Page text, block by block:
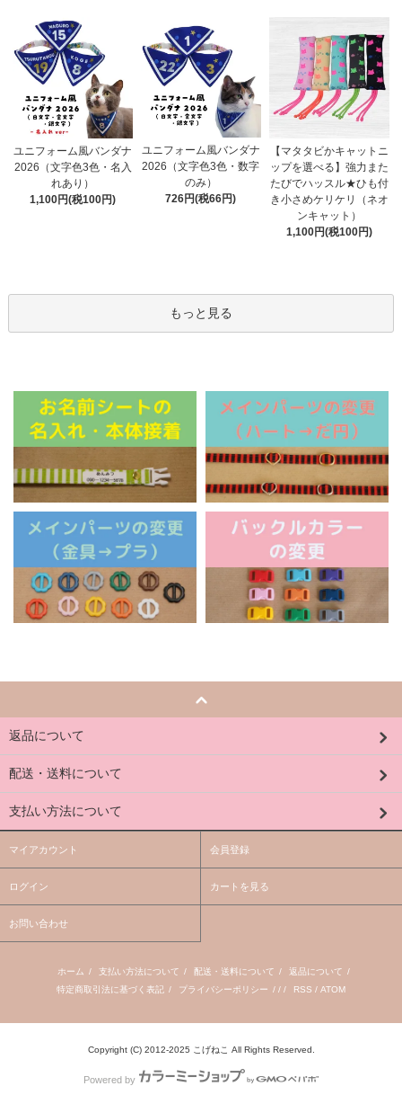
ユニフォーム風バンダナ
2026（文字色3色・名入
れあり）
1,100円(税100円)
ユニフォーム風バンダナ
2026（文字色3色・数字
のみ）
726円(税66円)
【マタタビかキャットニ
ップを選べる】強力また
たびでハッスル★ひも付
き小さめケリケリ（ネオ
ンキャット）
1,100円(税100円)
もっと見る
返品について
配送・送料について
支払い方法について
マイアカウント 会員登録
ログイン カートを見る
お問い合わせ
ホーム / 支払い方法について / 配送・送料について / 返品について /
特定商取引法に基づく表記 / プライバシーポリシー / / / RSS / ATOM
Copyright (C) 2012-2025 こげねこ All Rights Reserved.
Powered by